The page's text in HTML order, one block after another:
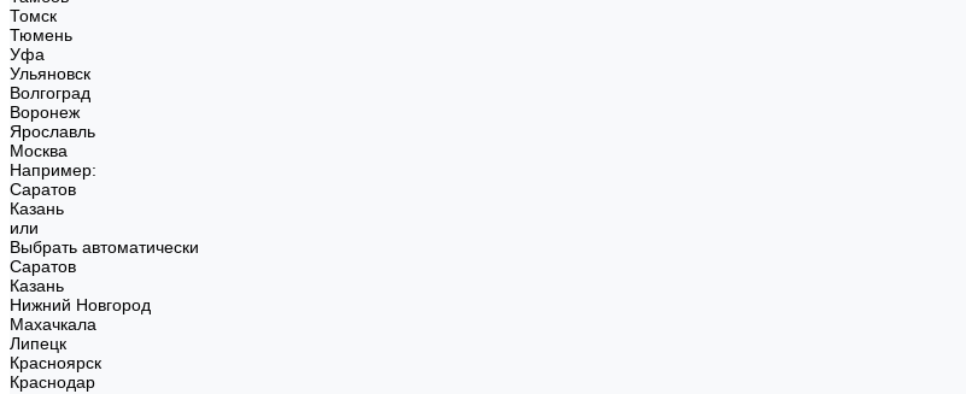
Томск
Тюмень
Уфа
Ульяновск
Волгоград
Воронеж
Ярославль
Москва
Например:
Саратов
Казань
или
Выбрать автоматически
Саратов
Казань
Нижний Новгород
Махачкала
Липецк
Красноярск
Краснодар